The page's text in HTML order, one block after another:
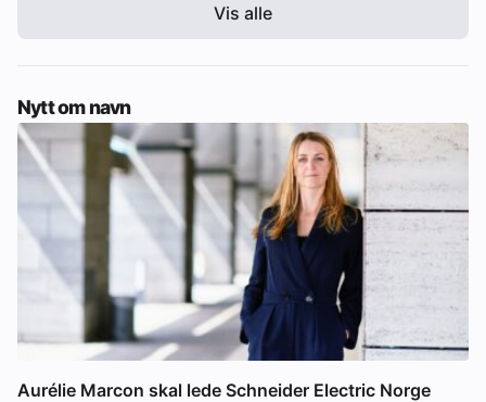
Vis alle
Nytt om navn
Aurélie Marcon skal lede Schneider Electric Norge